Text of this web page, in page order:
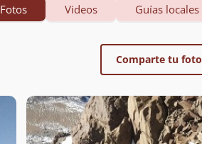
Fotos Videos Guías locales
Comparte tu foto